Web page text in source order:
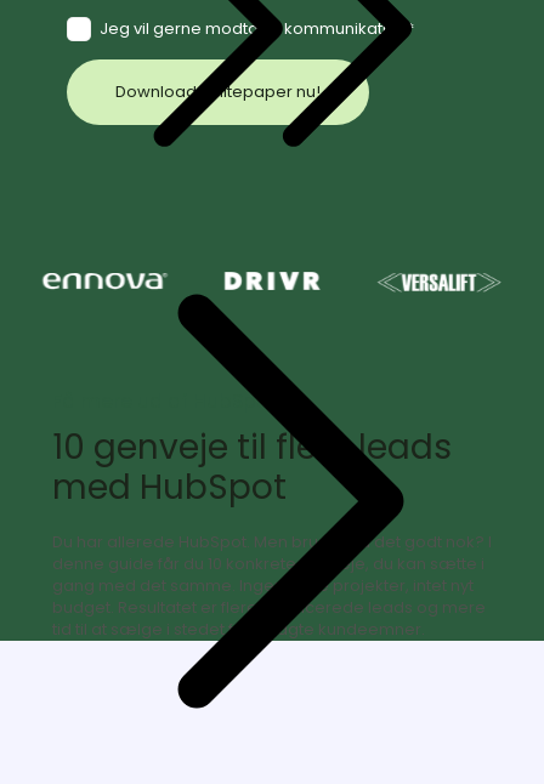
Jeg vil gerne modtage kommunikation *
Få mere ud af HubSpot
10 genveje til flere leads
med HubSpot
Du har allerede HubSpot. Men bruger du det godt nok? I
denne guide får du 10 konkrete genveje, du kan sætte i
gang med det samme. Ingen store projekter, intet nyt
budget. Resultatet er flere kvalificerede leads og mere
tid til at sælge i stedet for at jagte kundeemner.